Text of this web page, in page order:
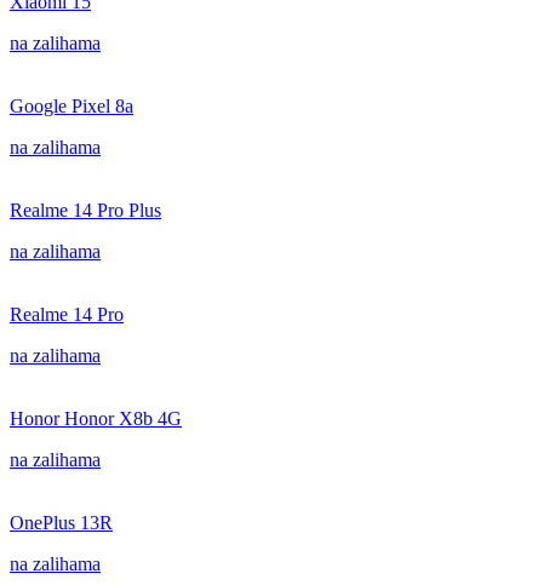
na zalihama
Google Pixel 8a
na zalihama
Realme 14 Pro Plus
na zalihama
Realme 14 Pro
na zalihama
Honor Honor X8b 4G
na zalihama
OnePlus 13R
na zalihama